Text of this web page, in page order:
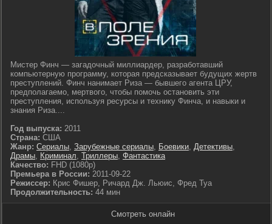
Мистер Финч — загадочный миллиардер, разработавший
компьютерную программу, которая предсказывает будущих жертв
преступлений. Финч нанимает Риза — бывшего агента ЦРУ,
предполагаемо, мертвого, чтобы помочь остановить эти
преступления, используя ресурсы и технику Финча, и навыки и
знания Риза....
Год выпуска: 2011
Страна: США
Жанр: Сериалы, Зарубежные сериалы, Боевики, Детективы,
Драмы, Криминал, Триллеры, Фантастика
Качество: FHD (1080p)
Премьера в России: 2011-09-22
Режиссер: Крис Фишер, Ричард Дж. Льюис, Фред Туа
Продолжительность: 44 мин
Смотреть онлайн